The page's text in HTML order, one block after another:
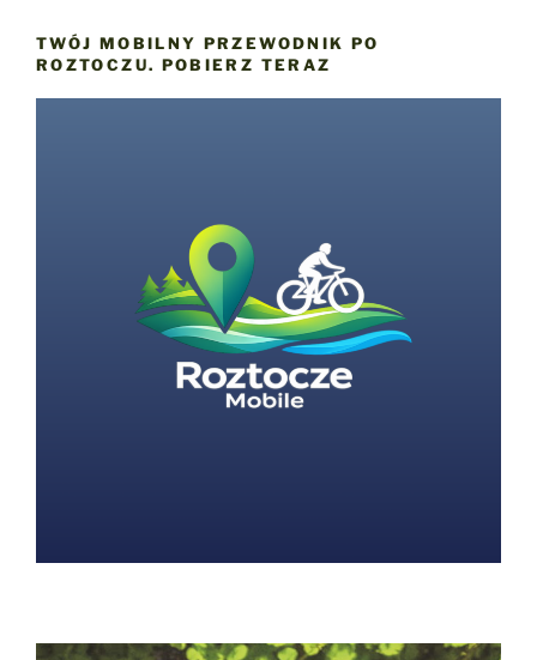
TWÓJ MOBILNY PRZEWODNIK PO
ROZTOCZU. POBIERZ TERAZ